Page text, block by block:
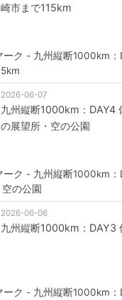
崎市まで115km
2026-06-07
九州縦断1000km：DAY4
の展望所・空の公園
2026-06-06
九州縦断1000km：DAY3